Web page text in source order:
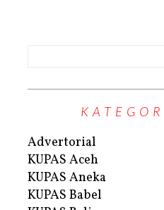
Advertorial
KUPAS Aceh
KUPAS Aneka
KUPAS Babel